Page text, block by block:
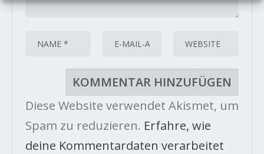
Diese Website verwendet Akismet, um
Spam zu reduzieren. Erfahre, wie
deine Kommentardaten verarbeitet